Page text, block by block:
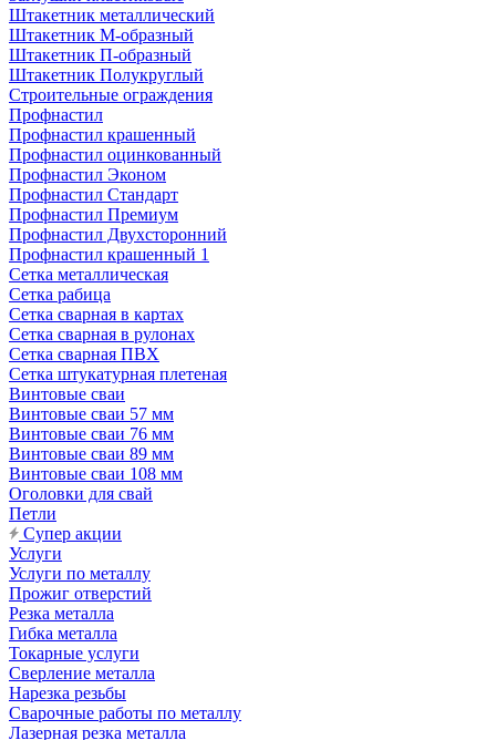
Штакетник металлический
Штакетник М-образный
Штакетник П-образный
Штакетник Полукруглый
Строительные ограждения
Профнастил
Профнастил крашенный
Профнастил оцинкованный
Профнастил Эконом
Профнастил Стандарт
Профнастил Премиум
Профнастил Двухсторонний
Профнастил крашенный 1
Сетка металлическая
Сетка рабица
Сетка сварная в картах
Сетка сварная в рулонах
Сетка сварная ПВХ
Сетка штукатурная плетеная
Винтовые сваи
Винтовые сваи 57 мм
Винтовые сваи 76 мм
Винтовые сваи 89 мм
Винтовые сваи 108 мм
Оголовки для свай
Петли
Супер акции
Услуги
Услуги по металлу
Прожиг отверстий
Резка металла
Гибка металла
Токарные услуги
Сверление металла
Нарезка резьбы
Сварочные работы по металлу
Лазерная резка металла